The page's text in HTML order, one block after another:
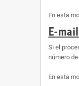
En esta
E-mail
Si el
número
En esta